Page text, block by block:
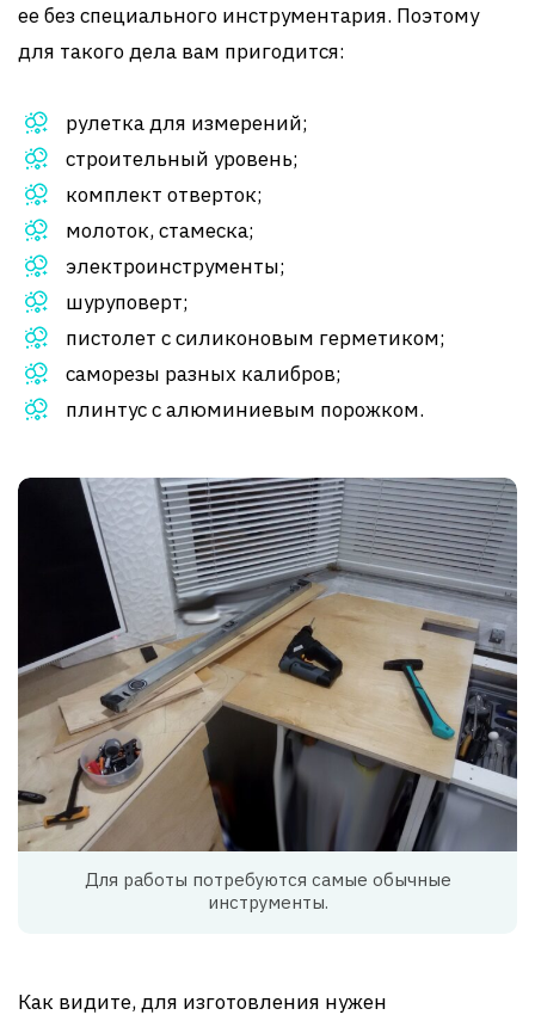
ее без специального инструментария. Поэтому
для такого дела вам пригодится:
рулетка для измерений;
строительный уровень;
комплект отверток;
молоток, стамеска;
электроинструменты;
шуруповерт;
пистолет с силиконовым герметиком;
саморезы разных калибров;
плинтус с алюминиевым порожком.
Для работы потребуются самые обычные
инструменты.
Как видите, для изготовления нужен